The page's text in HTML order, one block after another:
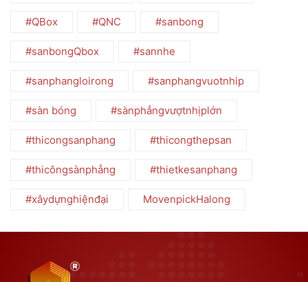
#QBox #QNC #sanbong
#sanbongQbox #sannhe
#sanphangloirong #sanphangvuotnhip
#sàn bóng #sànphẳngvượtnhịplớn
#thicongsanphang #thicongthepsan
#thicôngsànphẳng #thietkesanphang
#xâydựnghiệnđại MovenpickHalong